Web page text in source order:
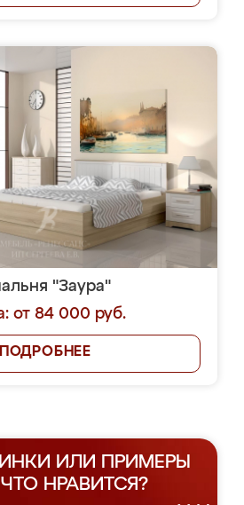
"Заура"
от 84 000 руб.
ПОДРОБНЕЕ
ИЛИ ПРИМЕРЫ
ЧТО НРАВИТСЯ?